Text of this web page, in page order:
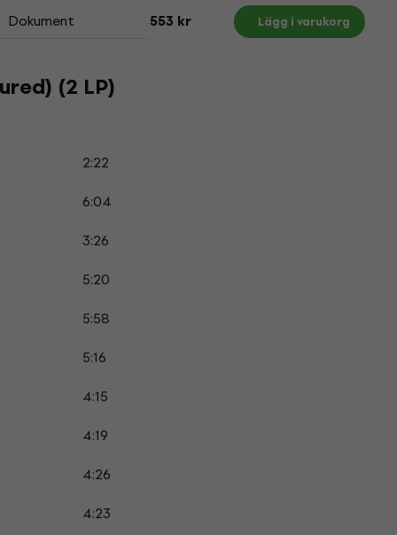
Dokument 553 kr Lägg i varukorg
(2 LP)
2:22
6:04
3:26
5:20
5:58
5:16
4:15
4:19
4:26
4:23